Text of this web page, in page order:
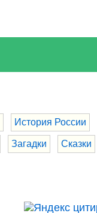
История России
Загадки Сказки